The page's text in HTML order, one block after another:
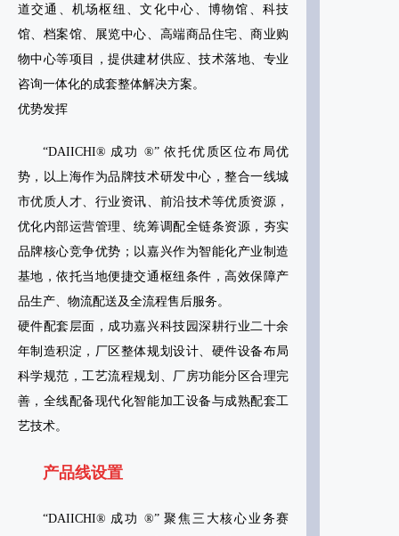
道交通、机场枢纽、文化中心、博物馆、科技
馆、档案馆、展览中心、高端商品住宅、商业购
物中心等项目，提供建材供应、技术落地、专业
咨询一体化的成套整体解决方案。
优势发挥
“DAIICHI® 成功 ®” 依托优质区位布局优
势，以上海作为品牌技术研发中心，整合一线城
市优质人才、行业资讯、前沿技术等优质资源，
优化内部运营管理、统筹调配全链条资源，夯实
品牌核心竞争优势；以嘉兴作为智能化产业制造
基地，依托当地便捷交通枢纽条件，高效保障产
品生产、物流配送及全流程售后服务。
硬件配套层面，成功嘉兴科技园深耕行业二十余
年制造积淀，厂区整体规划设计、硬件设备布局
科学规范，工艺流程规划、厂房功能分区合理完
善，全线配备现代化智能加工设备与成熟配套工
艺技术。
产品线设置
“DAIICHI® 成功 ®” 聚焦三大核心业务赛